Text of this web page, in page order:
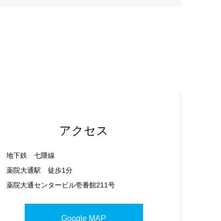
アクセス
地下鉄 七隈線
薬院大通駅 徒歩1分
薬院大通センタービル壱番館211号
Google MAP